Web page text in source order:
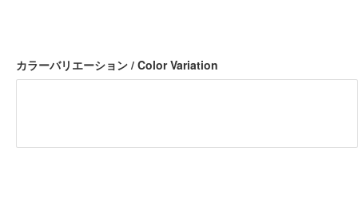
カラーバリエーション / Color Variation